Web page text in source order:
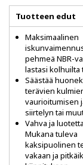
Tuotteen edut
Maksimaalinen
pehmeä NBR-
lastasi kolhuilta
Säästää
terävien
vaurioitumisen
siirtelyn tai
Vahva ja
Mukana tuleva
kaksipuolinen
vakaan ja